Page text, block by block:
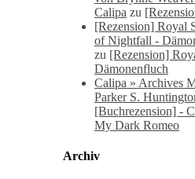
Calipa zu
[Rezension] Royal
of Nightfall -
zu [Rezension]
Dämonenfluch
Calipa » Archives
Parker S.
[Buchrezension] -
My Dark Romeo
Archiv